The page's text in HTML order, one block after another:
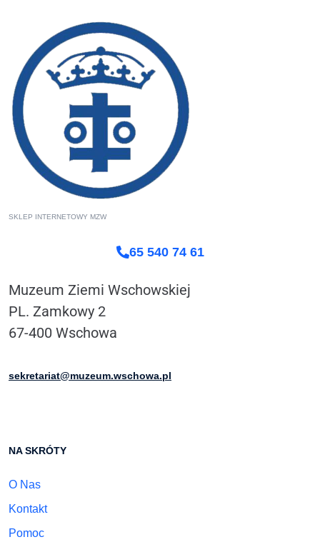
SKLEP INTERNETOWY MZW
65 540 74 61
Muzeum Ziemi Wschowskiej
PL. Zamkowy 2
67-400 Wschowa
sekretariat@muzeum.wschowa.pl
NA SKRÓTY
O Nas
Kontakt
Pomoc